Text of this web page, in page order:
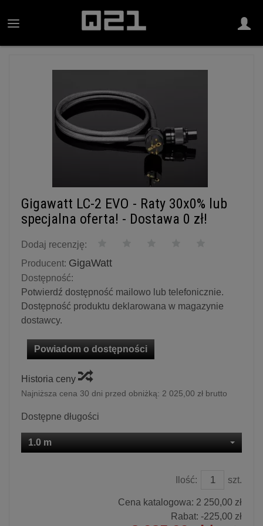
Gigawatt LC-2 EVO - Raty 30x0% lub
specjalna oferta! - Dostawa 0 zł!
Dodaj recenzję:
Producent: GigaWatt
Dostępność:
Potwierdź dostępność mailowo lub telefonicznie.
Dostępność produktu deklarowana w magazynie
dostawcy.
Powiadom o dostępności
Historia ceny
Najniższa cena 30 dni przed obniżką: 2 025,00 zł brutto
Dostępne długości
1.0 m
Ilość: szt.
Cena katalogowa: 2 250,00 zł
Rabat: -225,00 zł